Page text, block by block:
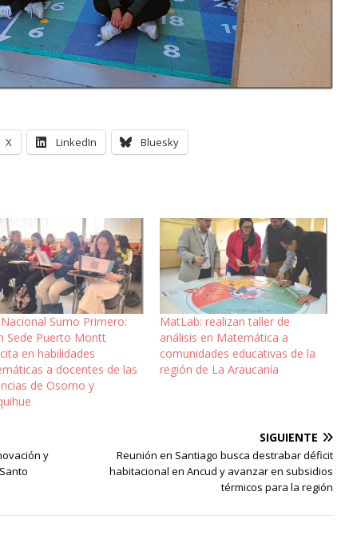
X LinkedIn Bluesky
Sumo Primero:
Sede Puerto Montt
en habilidades
a docentes de las
de Osorno y
MatLab: realizan taller de
análisis en Matemática a
comunidades educativas de la
región de La Araucanía
y
SIGUIENTE
Reunión en Santiago busca destrabar déficit
habitacional en Ancud y avanzar en subsidios
térmicos para la región